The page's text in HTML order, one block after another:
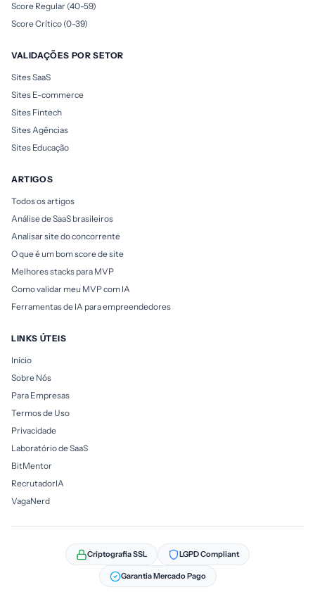
Score Regular (40-59)
Score Crítico (0-39)
VALIDAÇÕES POR SETOR
Sites SaaS
Sites E-commerce
Sites Fintech
Sites Agências
Sites Educação
ARTIGOS
Todos os artigos
Análise de SaaS brasileiros
Analisar site do concorrente
O que é um bom score de site
Melhores stacks para MVP
Como validar meu MVP com IA
Ferramentas de IA para empreendedores
LINKS ÚTEIS
Início
Sobre Nós
Para Empresas
Termos de Uso
Privacidade
Laboratório de SaaS
BitMentor
RecrutadorIA
VagaNerd
Criptografia SSL LGPD Compliant
Garantia Mercado Pago